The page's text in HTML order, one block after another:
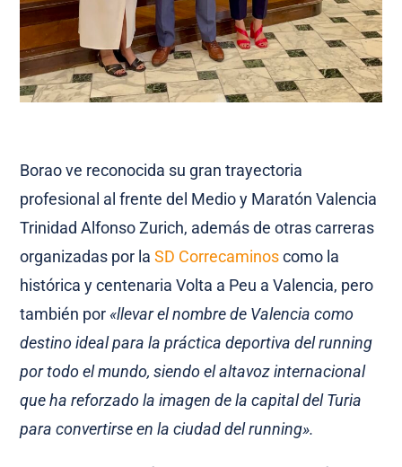
Borao ve reconocida su gran trayectoria
profesional al frente del Medio y Maratón Valencia
Trinidad Alfonso Zurich, además de otras carreras
organizadas por laSD Correcaminoscomo la
histórica y centenaria Volta a Peu a Valencia, pero
también por«llevar el nombre de Valencia como
destino ideal para la práctica deportiva del running
por todo el mundo, siendo el altavoz internacional
que ha reforzado la imagen de la capital del Turia
para convertirse en la ciudad del running».